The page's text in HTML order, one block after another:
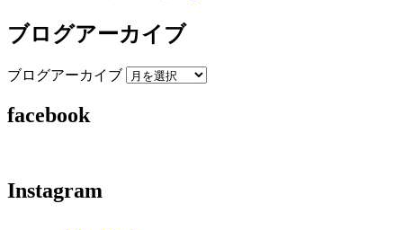
ブログアーカイブ
ブログアーカイブ
facebook
Instagram